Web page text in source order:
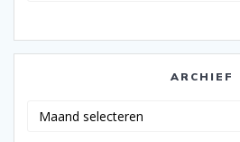
ARCHIEF